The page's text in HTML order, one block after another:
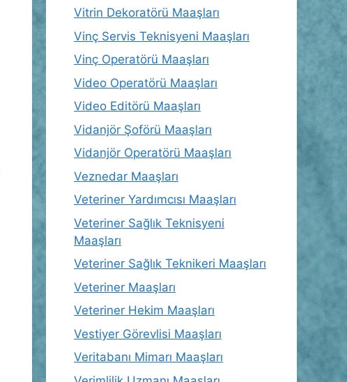
Vitrin Dekoratörü Maaşları
Vinç Servis Teknisyeni Maaşları
Vinç Operatörü Maaşları
Video Operatörü Maaşları
Video Editörü Maaşları
Vidanjör Şoförü Maaşları
Vidanjör Operatörü Maaşları
Veznedar Maaşları
Veteriner Yardımcısı Maaşları
Veteriner Sağlık Teknisyeni
Maaşları
Veteriner Sağlık Teknikeri Maaşları
Veteriner Maaşları
Veteriner Hekim Maaşları
Vestiyer Görevlisi Maaşları
Veritabanı Mimarı Maaşları